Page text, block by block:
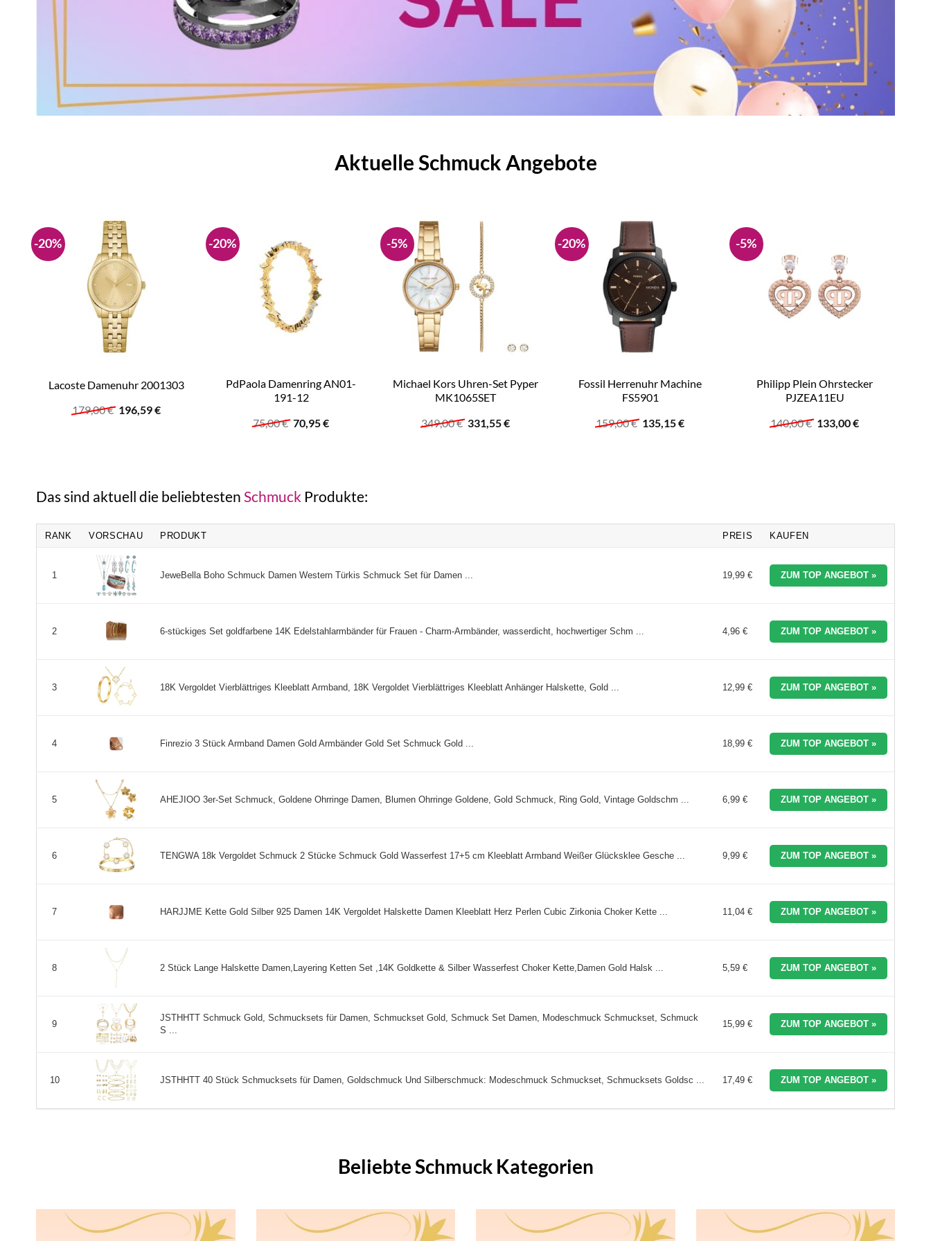
Aktuelle Schmuck Angebote
-20%
Lacoste Damenuhr 2001303
179,00€ Ursprünglicher
Preis
196,59€Aktueller
-20%
PdPaola Damenring AN01-
191-12
75,00€ Ursprünglicher
Preis
70,95€Aktueller
-5%
Michael Kors Uhren-Set Pyper
MK1065SET
349,00€ Ursprünglicher
Preis
331,55€Aktueller
-20%
Fossil Herrenuhr Machine
FS5901
159,00€ Ursprünglicher
Preis
135,15€Aktueller
-5%
Philipp Plein Ohrstecker
PJZEA11EU
140,00€ Ursprünglicher
Preis
133,00€Aktueller
Das sind aktuell die beliebtesten Schmuck Produkte:
RANK VORSCHAU PRODUKT PREIS KAUFEN
1 JeweBella Boho Schmuck Damen Western Türkis Schmuck Set für Damen ... 19,99 € ZUM TOP ANGEBOT »
2 6-stückiges Set goldfarbene 14K Edelstahlarmbänder für Frauen - Charm-Armbänder, wasserdicht, hochwertiger Schm ... 4,96 € ZUM TOP ANGEBOT »
3 18K Vergoldet Vierblättriges Kleeblatt Armband, 18K Vergoldet Vierblättriges Kleeblatt Anhänger Halskette, Gold ... 12,99 € ZUM TOP ANGEBOT »
4 Finrezio 3 Stück Armband Damen Gold Armbänder Gold Set Schmuck Gold ... 18,99 € ZUM TOP ANGEBOT »
5 AHEJIOO 3er-Set Schmuck, Goldene Ohrringe Damen, Blumen Ohrringe Goldene, Gold Schmuck, Ring Gold, Vintage Goldschm ... 6,99 € ZUM TOP ANGEBOT »
6 TENGWA 18k Vergoldet Schmuck 2 Stücke Schmuck Gold Wasserfest 17+5 cm Kleeblatt Armband Weißer Glücksklee Gesche ... 9,99 € ZUM TOP ANGEBOT »
7 HARJJME Kette Gold Silber 925 Damen 14K Vergoldet Halskette Damen Kleeblatt Herz Perlen Cubic Zirkonia Choker Kette ... 11,04 € ZUM TOP ANGEBOT »
8 2 Stück Lange Halskette Damen,Layering Ketten Set ,14K Goldkette & Silber Wasserfest Choker Kette,Damen Gold Halsk ... 5,59 € ZUM TOP ANGEBOT »
9
JSTHHTT Schmuck Gold, Schmucksets für Damen, Schmuckset Gold, Schmuck Set Damen, Modeschmuck Schmuckset, Schmuck
S ...
15,99 € ZUM TOP ANGEBOT »
10 JSTHHTT 40 Stück Schmucksets für Damen, Goldschmuck Und Silberschmuck: Modeschmuck Schmuckset, Schmucksets Goldsc ... 17,49 € ZUM TOP ANGEBOT »
Beliebte Schmuck Kategorien